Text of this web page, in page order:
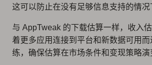
这可以防止在没有足够信息支持的情况
与 AppTweak 的下载估算一样，收入
着更多应用连接到平台和新数据可用而
练，确保估算在市场条件和变现策略演